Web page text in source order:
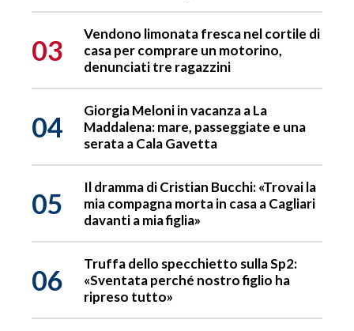
03
Vendono limonata fresca nel cortile di
casa per comprare un motorino,
denunciati tre ragazzini
04
Giorgia Meloni in vacanza a La
Maddalena: mare, passeggiate e una
serata a Cala Gavetta
05
Il dramma di Cristian Bucchi: «Trovai la
mia compagna morta in casa a Cagliari
davanti a mia figlia»
06
Truffa dello specchietto sulla Sp2:
«Sventata perché nostro figlio ha
ripreso tutto»